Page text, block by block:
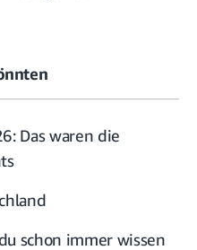
Das waren die
schon immer wissen